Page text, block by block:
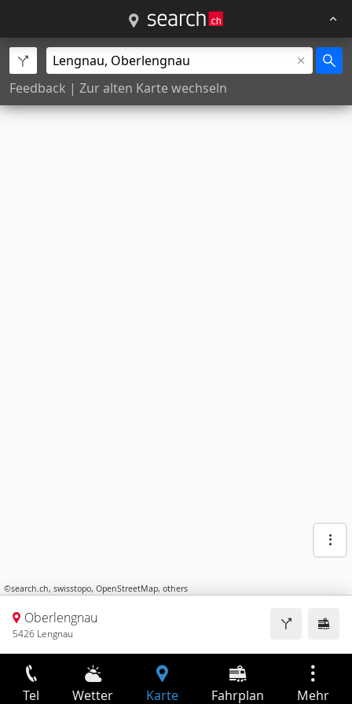
Feedback | Zur alten Karte wechseln
©search.ch, swisstopo, OpenStreetMap, others
Oberlengnau
5426 Lengnau
Tel Wetter Karte Fahrplan Mehr